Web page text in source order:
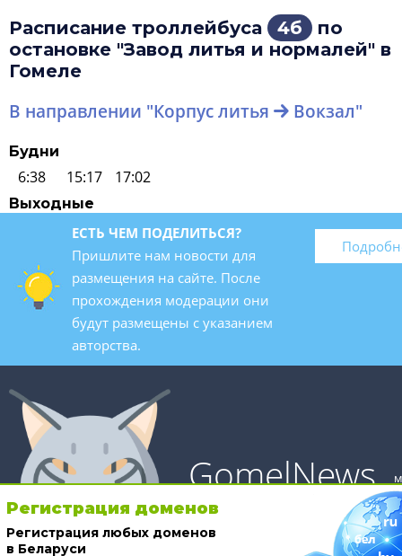
Регистрация доменов
Регистрация любых доменов
в Беларуси
Расписание троллейбуса 4б
по
остановке "Завод литья и нормалей" в
Гомеле
В направлении "Корпус литья Вокзал"
Будни
6:38 15:17 17:02
Выходные
ЕСТЬ ЧЕМ ПОДЕЛИТЬСЯ?
Пришлите нам новости для
размещения на сайте. После
прохождения модерации они
будут размещены с указанием
авторства.
GomelNews